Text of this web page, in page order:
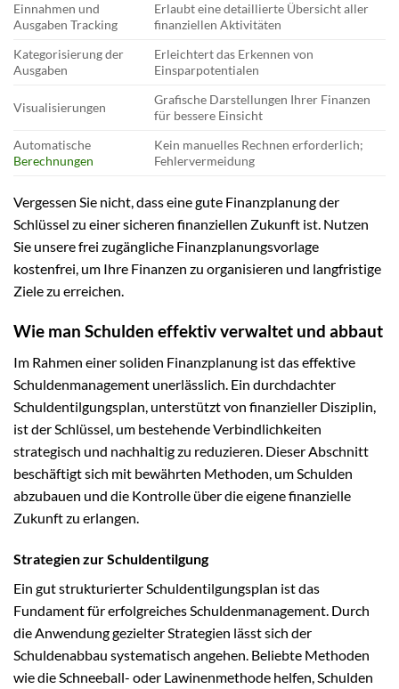
Einnahmen und
Ausgaben Tracking
Erlaubt eine detaillierte Übersicht aller
finanziellen Aktivitäten
Kategorisierung der
Ausgaben
Erleichtert das Erkennen von
Einsparpotentialen
Visualisierungen
Grafische Darstellungen Ihrer Finanzen
für bessere Einsicht
Automatische
Berechnungen
Kein manuelles Rechnen erforderlich;
Fehlervermeidung
Vergessen Sie nicht, dass eine gute Finanzplanung der
Schlüssel zu einer sicheren finanziellen Zukunft ist. Nutzen
Sie unsere frei zugängliche Finanzplanungsvorlage
kostenfrei, um Ihre Finanzen zu organisieren und langfristige
Ziele zu erreichen.
Wie man Schulden effektiv verwaltet und abbaut
Im Rahmen einer soliden Finanzplanung ist das effektive
Schuldenmanagement unerlässlich. Ein durchdachter
Schuldentilgungsplan, unterstützt von finanzieller Disziplin,
ist der Schlüssel, um bestehende Verbindlichkeiten
strategisch und nachhaltig zu reduzieren. Dieser Abschnitt
beschäftigt sich mit bewährten Methoden, um Schulden
abzubauen und die Kontrolle über die eigene finanzielle
Zukunft zu erlangen.
Strategien zur Schuldentilgung
Ein gut strukturierter Schuldentilgungsplan ist das
Fundament für erfolgreiches Schuldenmanagement. Durch
die Anwendung gezielter Strategien lässt sich der
Schuldenabbau systematisch angehen. Beliebte Methoden
wie die Schneeball- oder Lawinenmethode helfen, Schulden